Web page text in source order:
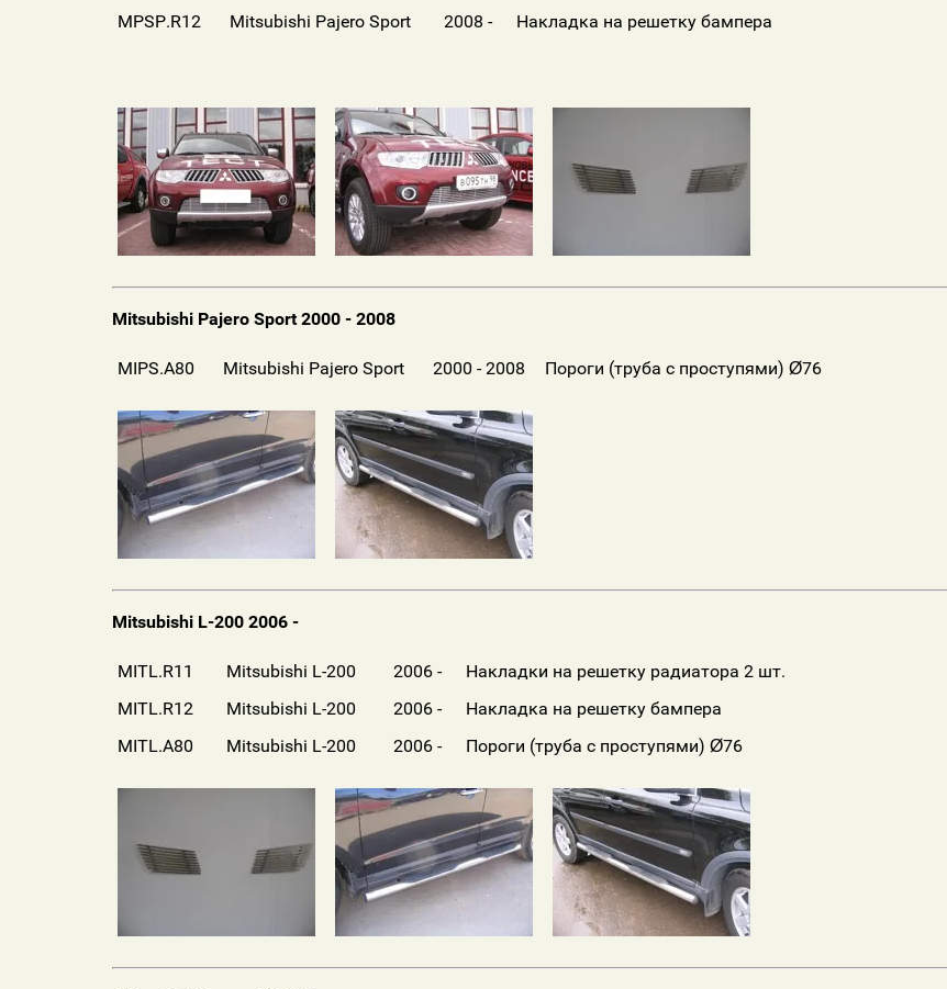
MPSP.R12
Mitsubishi Pajero Sport 2008 - Накладка на решетку бампера
Mitsubishi Pajero Sport 2000 - 2008
MIPS.A80 Mitsubishi Pajero Sport 2000 - 2008 Пороги (труба с проступями) Ø76
Mitsubishi L-200 2006 -
MITL.R11 Mitsubishi L-200 2006 -
Накладки на решетку радиатора 2 шт.
MITL.R12
Mitsubishi L-200 2006 -
Накладка на решетку бампера
MITL.A80
Mitsubishi L-200 2006 - Пороги (труба с проступями) Ø76